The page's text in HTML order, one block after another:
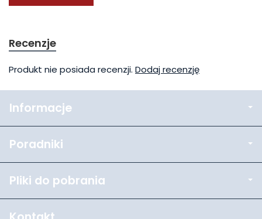
Recenzje
Produkt nie posiada recenzji. Dodaj recenzję
Informacje
Poradniki
Pliki do pobrania